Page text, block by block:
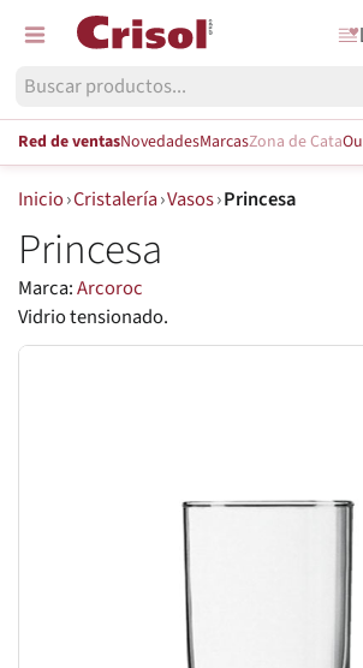
Red de ventasNovedadesMarcasZona de Cata
Inicio›Cristalería›Vasos›Princesa
Princesa
Marca:Arcoroc
Vidrio tensionado.